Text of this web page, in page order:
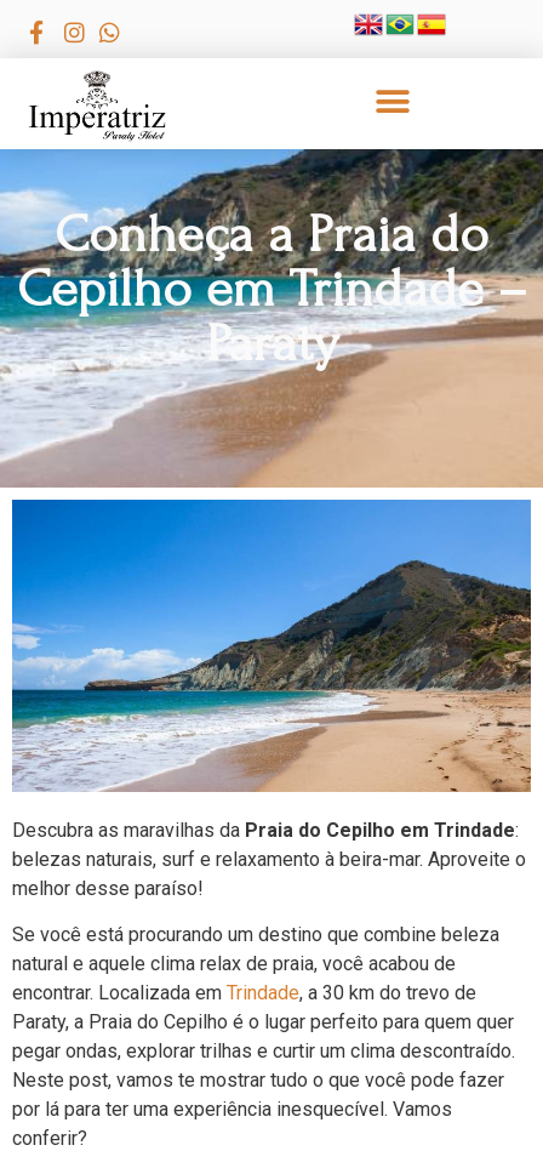
Conheça a Praia do
Cepilho em Trindade –
Paraty
Descubra as maravilhas da Praia do Cepilho em Trindade:
belezas naturais, surf e relaxamento à beira-mar. Aproveite o
melhor desse paraíso!
Se você está procurando um destino que combine beleza
natural e aquele clima relax de praia, você acabou de
encontrar. Localizada em Trindade, a 30 km do trevo de
Paraty, a Praia do Cepilho é o lugar perfeito para quem quer
pegar ondas, explorar trilhas e curtir um clima descontraído.
Neste post, vamos te mostrar tudo o que você pode fazer
por lá para ter uma experiência inesquecível. Vamos
conferir?